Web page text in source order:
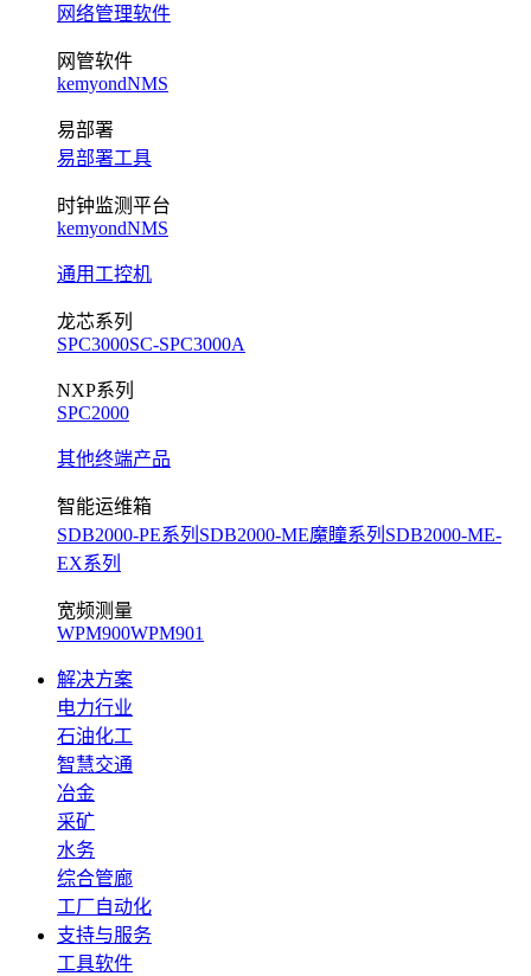
网络管理软件
网管软件
kemyondNMS
易部署
易部署工具
时钟监测平台
kemyondNMS
通用工控机
龙芯系列
SPC3000SC-SPC3000A
NXP系列
SPC2000
其他终端产品
智能运维箱
SDB2000-PE系列 SDB2000-ME魔瞳系列 SDB2000-ME-
EX系列
宽频测量
WPM900WPM901
解决方案
电力行业
石油化工
智慧交通
冶金
采矿
水务
综合管廊
工厂自动化
支持与服务
工具软件